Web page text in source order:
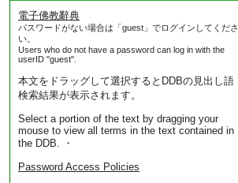
電子佛教辭典
パスワードがない場合は「guest」でログインしてくださ
い。
Users who do not have a password can log in with the
userID "guest".
本文をドラッグして選択するとDDBの見出し語
検索結果が表示されます。
Select a portion of the text by dragging your
mouse to view all terms in the text contained in
the DDB. ・
Password Access Policies